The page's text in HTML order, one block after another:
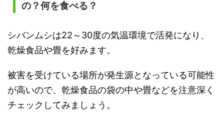
の？何を食べる？
シバンムシは22～30度の気温環境で活発になり、
乾燥食品や畳を好みます。
被害を受けている場所が発生源となっている可能性
が高いので、乾燥食品の袋の中や畳などを注意深く
チェックしてみましょう。